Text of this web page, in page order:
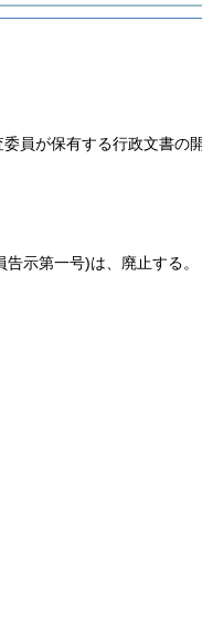
員が保有する行政文書の
告示第一号)は、廃止する。